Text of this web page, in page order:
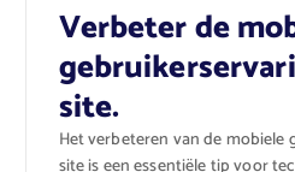
Verbeter de
site.
Het verbeteren van de mobiele
site is een essentiële tip voor